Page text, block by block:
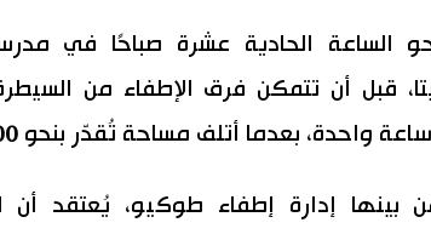
الساعة الحادية عشرة صباحًا في
قبل أن تتمكن فرق الإطفاء من
بعدما أتلف مساحة تُقدّر بنحو 200 متر مربع.
بينها إدارة إطفاء طوكيو، يُعتقد